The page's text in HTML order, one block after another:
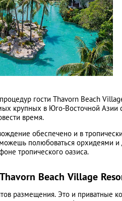
гости Thavorn Beach
крупных в Юго-Восточной Азии
время.
обеспечено и в
полюбоваться орхидеями
тропического оазиса.
Beach Village
размещения. Это и приватные